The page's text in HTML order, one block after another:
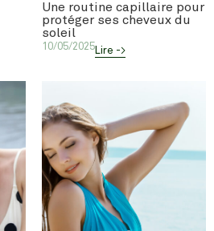
Une routine capillaire pour
protéger ses cheveux du
soleil
10/05/2025Lire ->